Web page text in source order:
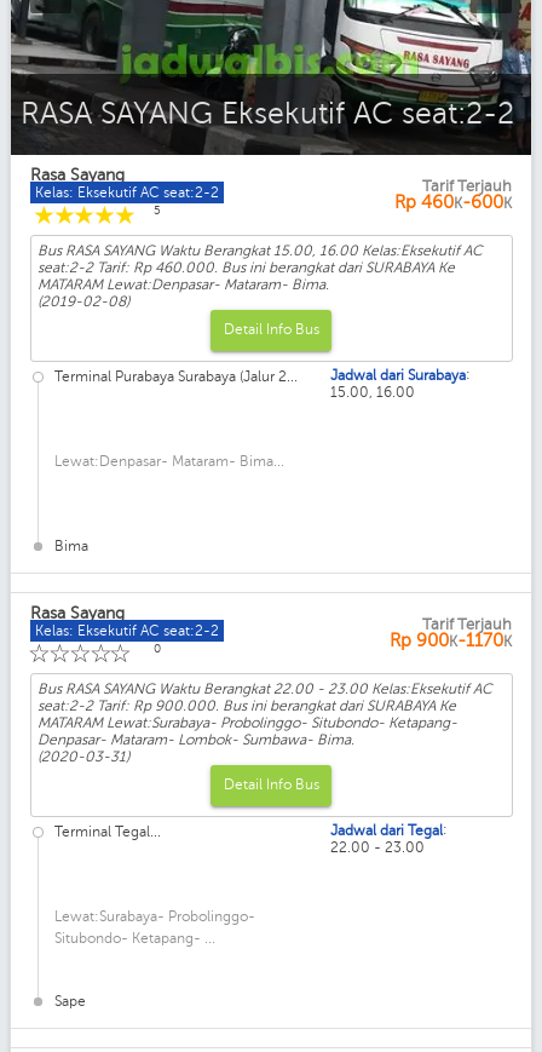
RASA SAYANG Eksekutif AC seat:2-2
Rasa Sayang
Kelas: Eksekutif AC seat:2-2
☆
☆
☆
☆
☆ 5
Tarif Terjauh
Rp 460K-600K
Bus RASA SAYANG Waktu Berangkat 15.00, 16.00 Kelas:Eksekutif AC
seat:2-2 Tarif: Rp 460.000. Bus ini berangkat dari SURABAYA Ke
MATARAM Lewat:Denpasar- Mataram- Bima.
(2019-02-08)
Detail Info Bus
Terminal Purabaya Surabaya (Jalur 2...
Lewat:Denpasar- Mataram- Bima...
Bima
Jadwal dari Surabaya:
15.00, 16.00
Rasa Sayang
Kelas: Eksekutif AC seat:2-2
☆
☆
☆
☆
☆ 0
Tarif Terjauh
Rp 900K-1170K
Bus RASA SAYANG Waktu Berangkat 22.00 - 23.00 Kelas:Eksekutif AC
seat:2-2 Tarif: Rp 900.000. Bus ini berangkat dari SURABAYA Ke
MATARAM Lewat:Surabaya- Probolinggo- Situbondo- Ketapang-
Denpasar- Mataram- Lombok- Sumbawa- Bima.
(2020-03-31)
Detail Info Bus
Terminal Tegal...
Lewat:Surabaya- Probolinggo-
Situbondo- Ketapang- ...
Sape
Jadwal dari Tegal:
22.00 - 23.00